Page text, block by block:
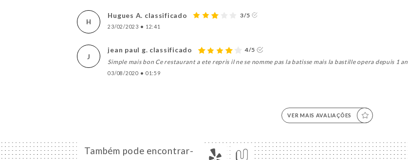
H
Hugues A. classificado 3/5
23/02/2023 • 12:41
J
jean paul g. classificado
4/5
Simple mais bon Ce restaurant a ete repris il ne se nomme pas la batisse mais la bastille opera depuis 1 an
03/08/2020 • 01:59
VER MAIS AVALIAÇÕES
Também pode encontrar-